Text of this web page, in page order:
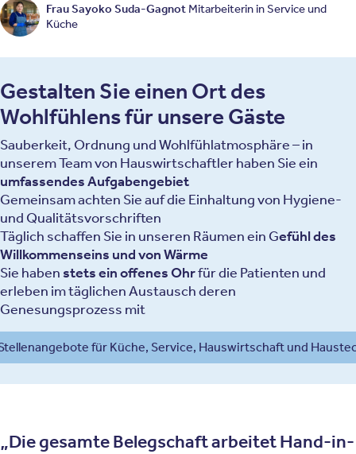
Frau Sayoko Suda-Gagnot Mitarbeiterin in Service und
Küche
Gestalten Sie einen Ort des
Wohlfühlens für unsere Gäste
Sauberkeit, Ordnung und Wohlfühlatmosphäre – in
unserem Team von Hauswirtschaftler haben Sie ein
umfassendes Aufgabengebiet
Gemeinsam achten Sie auf die Einhaltung von Hygiene-
und Qualitätsvorschriften
Täglich schaffen Sie in unseren Räumen ein Gefühl des
Willkommenseins und von Wärme
Sie habenstets ein offenes Ohrfür die Patienten und
erleben im täglichen Austausch deren
Genesungsprozess mit
für Küche, Service, Hauswirtschaft und
Die gesamte Belegschaft arbeitet Hand-in-